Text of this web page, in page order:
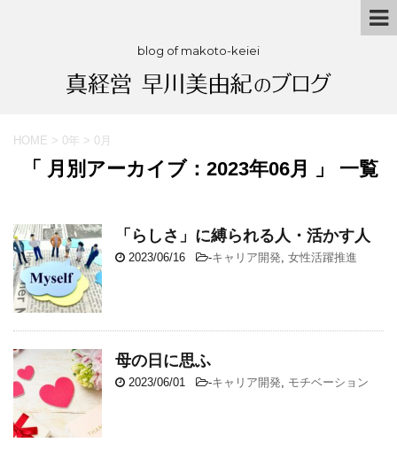
blog of makoto-keiei
HOME > 0年 > 0月
「 月別アーカイブ：2023年06月 」 一覧
「らしさ」に縛られる人・活かす人
2023/06/16 -キャリア開発, 女性活躍推進
母の日に思ふ
2023/06/01 -キャリア開発, モチベーション